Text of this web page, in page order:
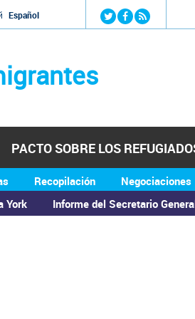
Jump to
Español
York Informe del Secretario
Recopilación Negociaciones
PACTO SOBRE LOS